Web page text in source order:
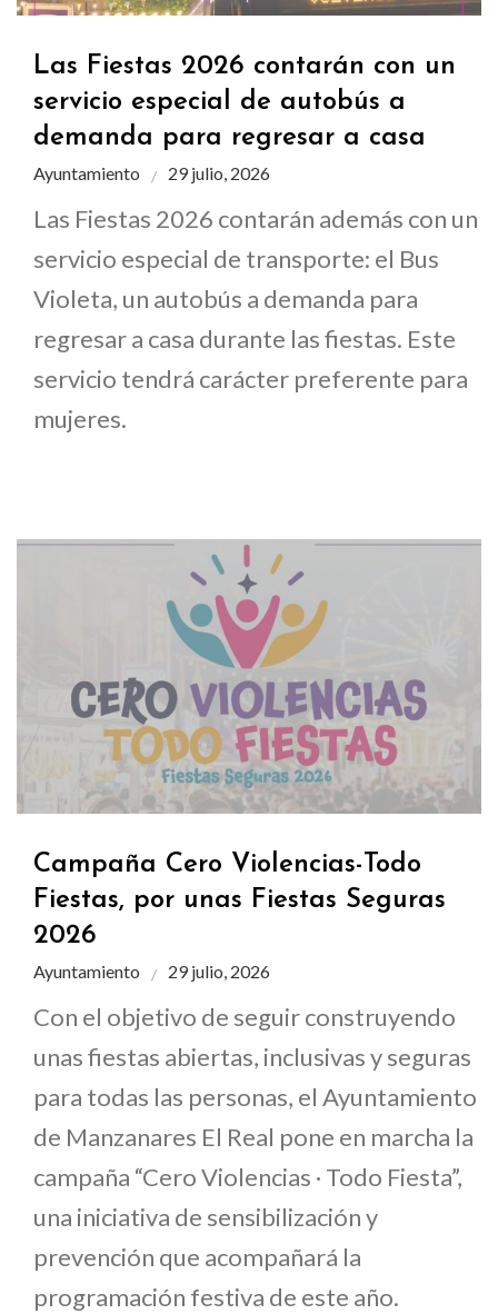
Las Fiestas 2026 contarán con un
servicio especial de autobús a
demanda para regresar a casa
Ayuntamiento 29 julio, 2026
Las Fiestas 2026 contarán además con un
servicio especial de transporte: el Bus
Violeta, un autobús a demanda para
regresar a casa durante las fiestas. Este
servicio tendrá carácter preferente para
mujeres.
Campaña Cero Violencias-Todo
Fiestas, por unas Fiestas Seguras
2026
Ayuntamiento 29 julio, 2026
Con el objetivo de seguir construyendo
unas fiestas abiertas, inclusivas y seguras
para todas las personas, el Ayuntamiento
de Manzanares El Real pone en marcha la
campaña “Cero Violencias · Todo Fiesta”,
una iniciativa de sensibilización y
prevención que acompañará la
programación festiva de este año.